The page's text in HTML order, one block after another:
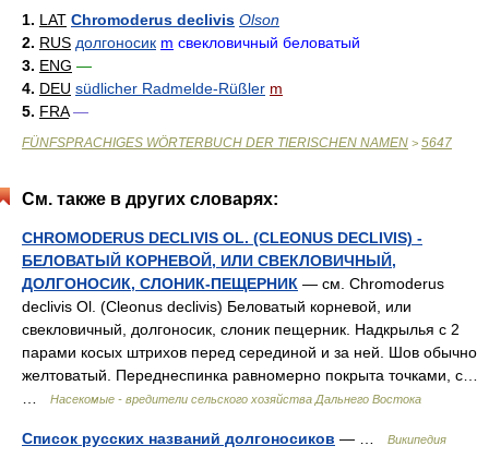
1. LAT Chromoderus declivis Olson
2. RUS долгоносик m свекловичный беловатый
3. ENG —
4. DEU südlicher Radmelde-Rüßler m
5. FRA —
FÜNFSPRACHIGES WÖRTERBUCH DER TIERISCHEN NAMEN > 5647
См. также в других словарях:
CHROMODERUS DECLIVIS OL. (CLEONUS DECLIVIS) -
БЕЛОВАТЫЙ КОРНЕВОЙ, ИЛИ СВЕКЛОВИЧНЫЙ,
ДОЛГОНОСИК, СЛОНИК-ПЕЩЕРНИК — см. Chromoderus
declivis Ol. (Cleonus declivis) Беловатый корневой, или
свекловичный, долгоносик, слоник пещерник. Надкрылья с 2
парами косых штрихов перед серединой и за ней. Шов обычно
желтоватый. Переднеспинка равномерно покрыта точками, с…
Насекомые - вредители сельского хозяйства Дальнего Востока
Список русских названий долгоносиков — … Википедия